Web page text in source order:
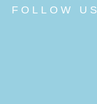
FOLLOW US